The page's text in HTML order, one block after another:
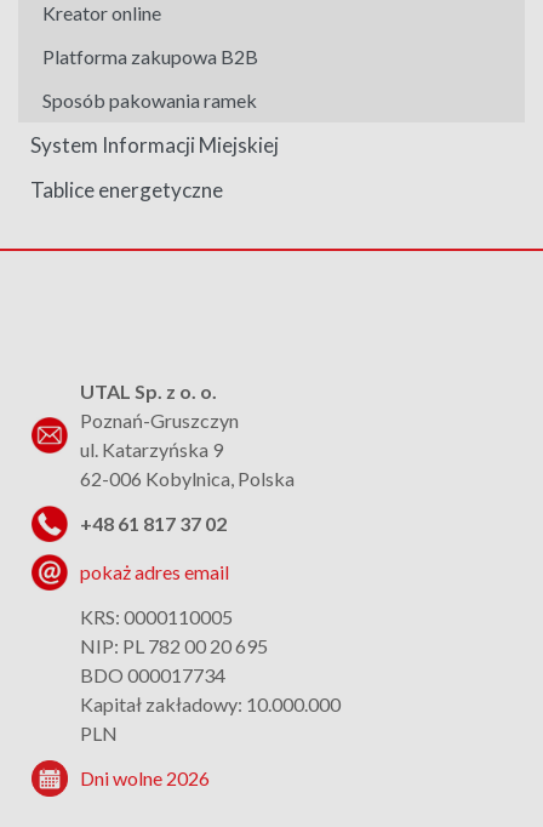
Kreator online
Platforma zakupowa B2B
Sposób pakowania ramek
System Informacji Miejskiej
Tablice energetyczne
UTAL Sp. z o. o.
Poznań-Gruszczyn
ul. Katarzyńska 9
62-006 Kobylnica, Polska
+48 61 817 37 02
pokaż adres email
KRS: 0000110005
NIP: PL 782 00 20 695
BDO 000017734
Kapitał zakładowy: 10.000.000
PLN
Dni wolne 2026